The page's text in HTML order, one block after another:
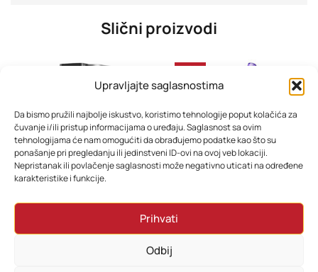
Upravljajte saglasnostima
Da bismo pružili najbolje iskustvo, koristimo tehnologije poput kolačića za
čuvanje i/ili pristup informacijama o uređaju. Saglasnost sa ovim
tehnologijama će nam omogućiti da obrađujemo podatke kao što su
ponašanje pri pregledanju ili jedinstveni ID-ovi na ovoj veb lokaciji.
Nepristanak ili povlačenje saglasnosti može negativno uticati na određene
karakteristike i funkcije.
Prihvati
Odbij
Slični proizvodi
-30%